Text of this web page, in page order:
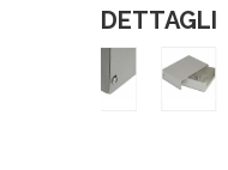
DETTAGLI